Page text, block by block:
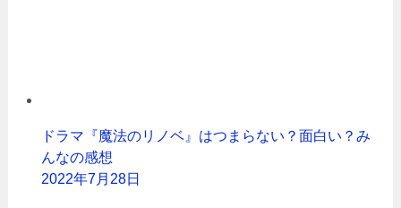
ドラマ『魔法のリノベ』はつまらない？面白い？み
んなの感想
2022年7月28日